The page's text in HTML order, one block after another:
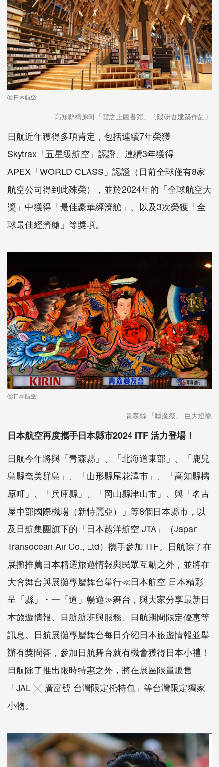
ⓒ日本航空
高知縣檮原町「雲之上圖書館」〔隈研吾建築作品〕
日航近年獲得多項肯定，包括連續7年榮獲
Skytrax「五星級航空」認證、連續3年獲得
APEX「WORLD CLASS」認證（目前全球僅有8家
航空公司得到此殊榮），並於2024年的「全球航空大
獎」中獲得「最佳豪華經濟艙」、以及3次榮獲「全
球最佳經濟艙」等獎項。
ⓒ日本航空
青森縣 「睡魔祭」 巨大燈籠
日本航空再度攜手日本縣市2024 ITF 活力登場！
日航今年將與「青森縣」、「北海道東部」、「鹿兒
島縣奄美群島」、「山形縣尾花澤市」、「高知縣檮
原町」、「兵庫縣」、「岡山縣津山市」、與「名古
屋中部國際機場（新特麗亞）」等8個日本縣市，以
及日航集團旗下的「日本越洋航空 JTA」（Japan
Transocean Air Co., Ltd）攜手參加 ITF。日航除了在
展攤推薦日本精選旅遊情報與民眾互動之外，並將在
大會舞台與展攤專屬舞台舉行≪日本航空 日本精彩
呈「縣」・一「道」暢遊≫舞台，與大家分享最新日
本旅遊情報、日航航班與服務、日航期間限定優惠等
訊息。日航展攤專屬舞台每日介紹日本旅遊情報並舉
辦有獎問答，參加日航舞台就有機會獲得日本小禮！
日航除了推出限時特惠之外，將在展區限量販售
「JAL ╳ 廣富號 台灣限定托特包」等台灣限定獨家
小物。